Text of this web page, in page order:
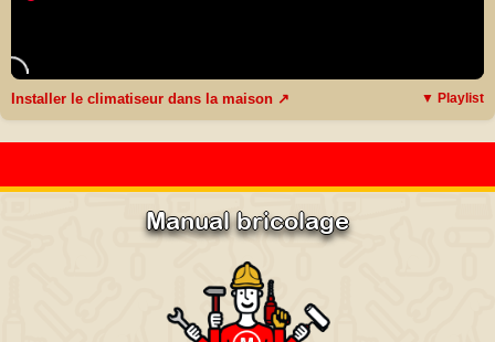
Installer le climatiseur dans la maison ↗ ▼ Playlist
Manual bricolage